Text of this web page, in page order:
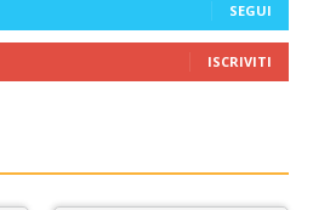
SEGUI
ISCRIVITI